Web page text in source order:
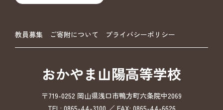
教員募集 ご寄附について プライバシーポリシー
おかやま山陽高等学校
〒719-0252 岡山県浅口市鴨方町六条院中2069